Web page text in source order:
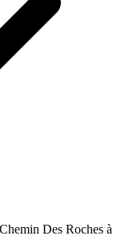
Des Roches à